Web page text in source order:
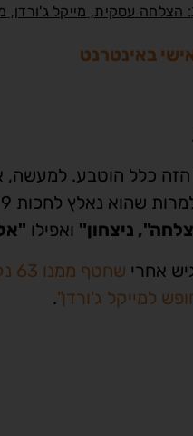
הצלחה עסקית, מייקל ג'ורדן,
הזה כלל הוטבע. למעשה,
ניצחון" ואפילו
אחרי שחטף ממנו 63 נקודות
למייקל ג'ורדן".